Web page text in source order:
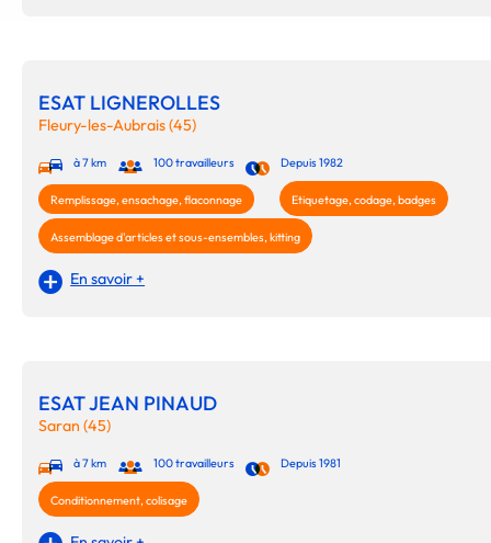
ESAT LIGNEROLLES
Fleury-les-Aubrais (45)
à 7 km 100 travailleurs Depuis 1982
Remplissage, ensachage, flaconnage Etiquetage, codage, badges
Assemblage d'articles et sous-ensembles, kitting
En savoir +
ESAT JEAN PINAUD
Saran (45)
à 7 km 100 travailleurs Depuis 1981
Conditionnement, colisage